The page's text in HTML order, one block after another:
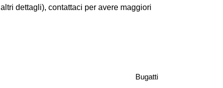
dettagli), contattaci per avere maggiori
Bugatti